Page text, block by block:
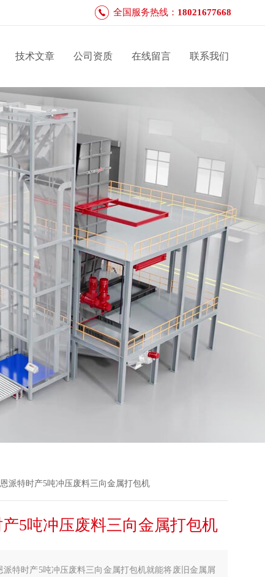
全国服务热线： 18021677668
技术文章 公司资质 在线留言 联系我们
派特时产5吨冲压废料三向金属打包机
5吨冲压废料三向金属打包机
派特时产5吨冲压废料三向金属打包机就能将废旧金属屑